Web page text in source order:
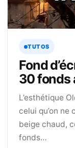
TUTOS
Fond
30 fonds
L’esthétique
celui qu’on ne
beige chaud,
fonds…